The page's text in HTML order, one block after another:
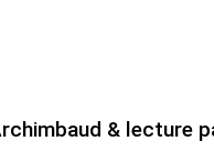
& lecture